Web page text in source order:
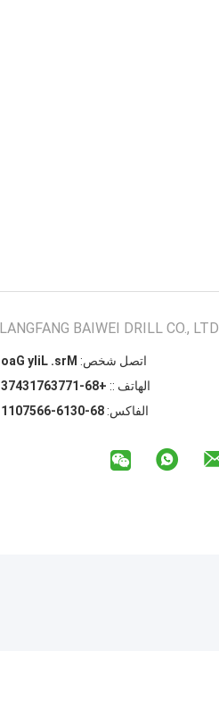
LANGFANG BAIWEI DRILL CO., LTD.
اتصل شخص: Mrs. Lily Gao
الهاتف :: +86-17736713473
الفاكس: 86-0316-6657011